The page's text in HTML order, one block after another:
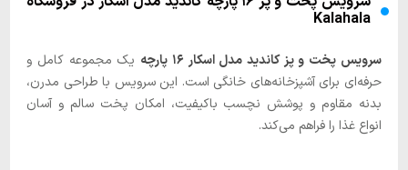
Kalahala
سرویس پخت و پز کاندید مدل اسکار ۱۶ پارچه
یک مجموعه کامل و
حرفه‌ای برای آشپزخانه‌های خانگی است. این سرویس با طراحی مدرن،
بدنه مقاوم و پوشش نچسب باکیفیت، امکان پخت سالم و آسان
انواع غذا را فراهم می‌کند.